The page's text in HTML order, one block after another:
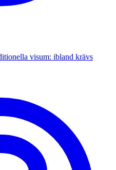
visum: ibland krävs